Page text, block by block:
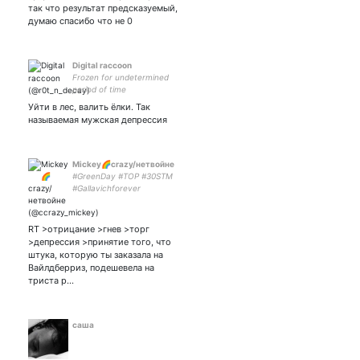
так что результат предсказуемый,
думаю спасибо что не 0
Digital raccoon
Frozen for undetermined
period of time
Уйти в лес, валить ёлки. Так
называемая мужская депрессия
Mickey🌈crazy/нетвойне
#GreenDay #TOP #30STM
#Gallavichforever
#сериаломаньячка
#Sherlock #Johnlock
#Shameless #Marvel #ЛГБТ
🏳️‍🌈
RT >отрицание >гнев >торг
>депрессия >принятие того, что
штука, которую ты заказала на
Вайлдберриз, подешевела на
триста р…
саша